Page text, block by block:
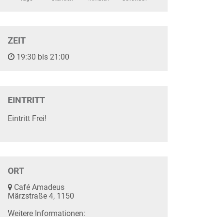
ZEIT
19:30 bis 21:00
EINTRITT
Eintritt Frei!
ORT
Café Amadeus
Märzstraße 4, 1150
Weitere Informationen: